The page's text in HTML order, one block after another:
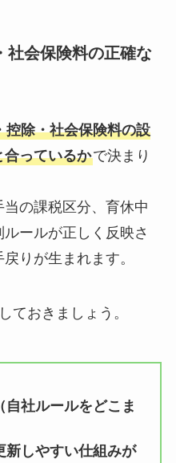
社会保険料の正確な
控除・社会保険料の設
合っているかで決まり
の課税区分、育休中
ールが正しく反映さ
りが生まれます。
ておきましょう。
社ルールをどこま
新しやすい仕組みが